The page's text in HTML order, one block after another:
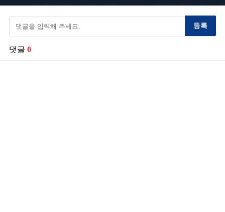
등록
댓글 0